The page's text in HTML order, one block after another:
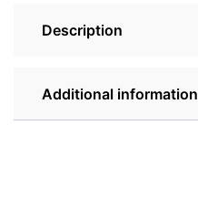
Description
Additional information